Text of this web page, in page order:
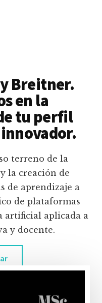
Breitner.
en la
tu perfil
terreno de la
la creación de
de aprendizaje a
de plataformas
artificial aplicada a
y docente.